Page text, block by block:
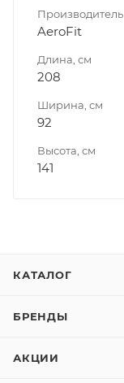
Производитель
AeroFit
Длина, см
208
Ширина, см
92
Высота, см
141
КАТАЛОГ
БРЕНДЫ
АКЦИИ